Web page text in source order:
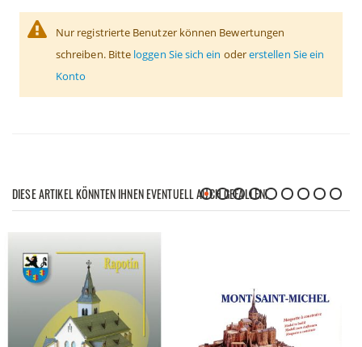
Nur registrierte Benutzer können Bewertungen
schreiben. Bitte loggen Sie sich ein odererstellen Sie ein
Konto
DIESE ARTIKEL KÖNNTEN IHNEN EVENTUELL AUCH GEFALLEN!